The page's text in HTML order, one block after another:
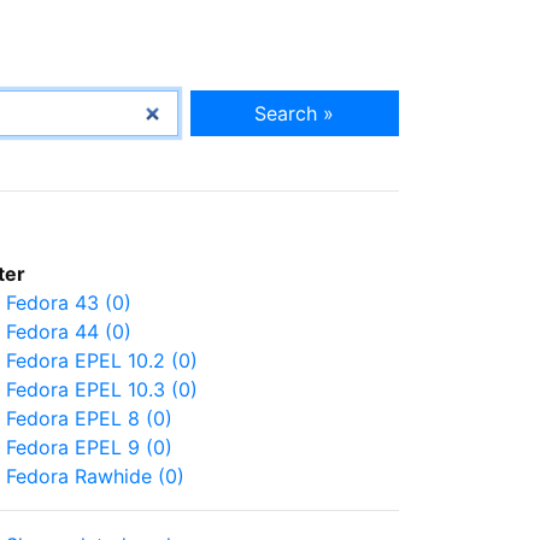
Search »
Fedora 43 (0)
Fedora 44 (0)
Fedora EPEL 10.2 (0)
Fedora EPEL 10.3 (0)
Fedora EPEL 8 (0)
Fedora EPEL 9 (0)
Fedora Rawhide (0)